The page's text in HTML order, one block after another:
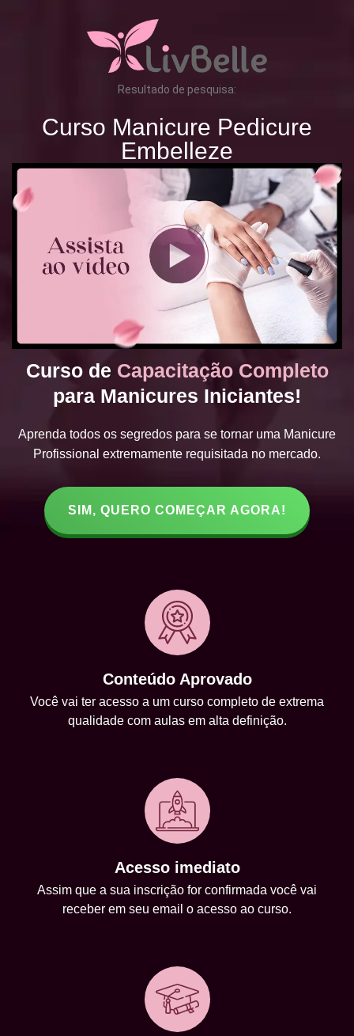
Resultado de pesquisa:
Curso Manicure Pedicure
Embelleze
Curso de Capacitação Completo
para Manicures Iniciantes!
Aprenda todos os segredos para se tornar uma Manicure
Profissional extremamente requisitada no mercado.
SIM, QUERO COMEÇAR AGORA!
Conteúdo Aprovado
Você vai ter acesso a um curso completo de extrema
qualidade com aulas em alta definição.
Acesso imediato
Assim que a sua inscrição for confirmada você vai
receber em seu email o acesso ao curso.